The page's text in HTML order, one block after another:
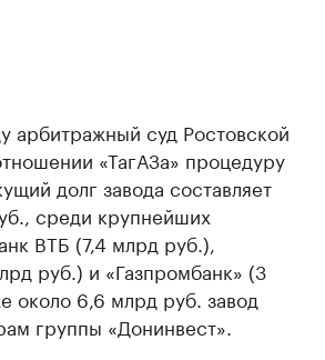
арбитражный суд Ростовской
«ТагАЗа» процедуру
долг завода составляет
среди крупнейших
ВТБ (7,4 млрд руб.),
руб.) и «Газпромбанк» (3
около 6,6 млрд руб. завод
группы «Донинвест».